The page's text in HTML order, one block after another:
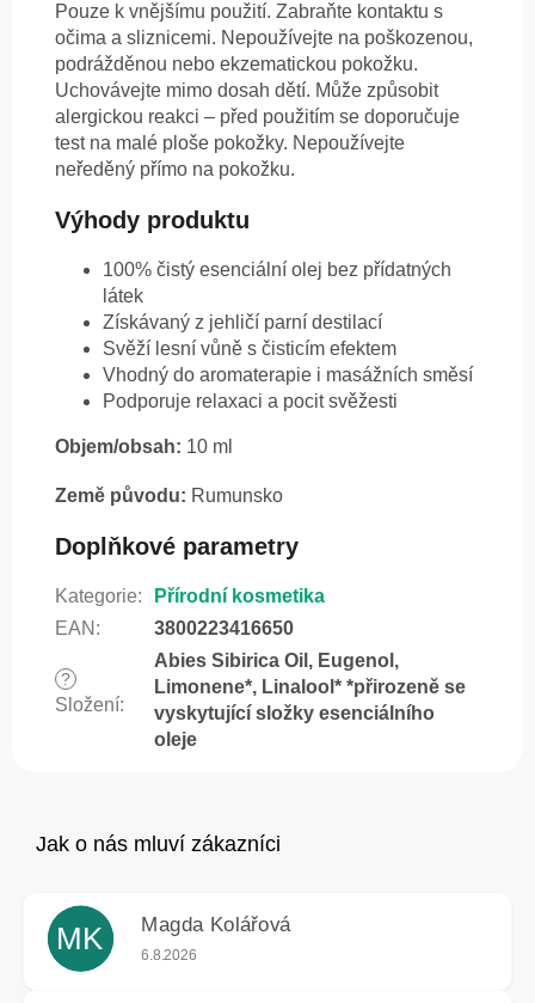
Pouze k vnějšímu použití. Zabraňte kontaktu s
očima a sliznicemi. Nepoužívejte na poškozenou,
podrážděnou nebo ekzematickou pokožku.
Uchovávejte mimo dosah dětí. Může způsobit
alergickou reakci – před použitím se doporučuje
test na malé ploše pokožky. Nepoužívejte
neředěný přímo na pokožku.
Výhody produktu
100% čistý esenciální olej bez přídatných
látek
Získávaný z jehličí parní destilací
Svěží lesní vůně s čisticím efektem
Vhodný do aromaterapie i masážních směsí
Podporuje relaxaci a pocit svěžesti
Objem/obsah: 10 ml
Země původu: Rumunsko
Doplňkové parametry
Kategorie:
Přírodní kosmetika
EAN : 3800223416650
?
Složení:
Abies Sibirica Oil, Eugenol,
Limonene*, Linalool* *přirozeně se
vyskytující složky esenciálního
oleje
MK Magda Kolářová
Hodnocení obchodu je 5 z 5 hvězdiček.
6.8.2026